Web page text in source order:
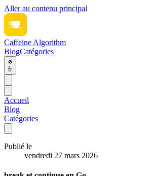
Aller au contenu principal
Caffeine Algorithm
BlogCatégories
fr
Accueil
Blog
Catégories
Publié le
vendredi 27 mars 2026